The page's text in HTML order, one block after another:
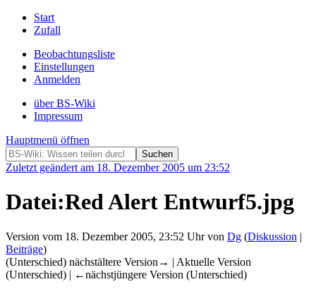
Start
Zufall
Beobachtungsliste
Einstellungen
Anmelden
über BS-Wiki
Impressum
Hauptmenü öffnen
Zuletzt geändert am 18. Dezember 2005 um 23:52
Datei:Red Alert Entwurf5.jpg
Version vom 18. Dezember 2005, 23:52 Uhr von Dg (Diskussion |
Beiträge)
(Unterschied) nächstältere Version→ | Aktuelle Version
(Unterschied) | ←nächstjüngere Version (Unterschied)